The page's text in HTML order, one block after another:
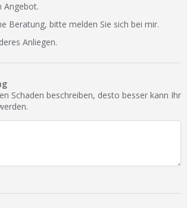
Werkstatt schon dabei?
Werkstatt Login
Angebot.
Beratung, bitte melden Sie sich bei mir.
Anliegen.
Schaden beschreiben, desto besser kann Ihr